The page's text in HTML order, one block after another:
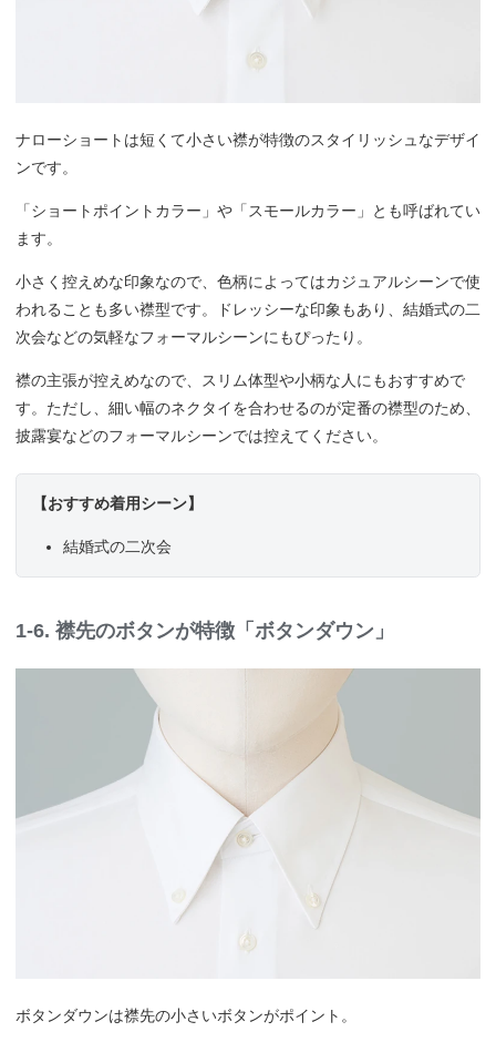
ナローショートは短くて小さい襟が特徴のスタイリッシュなデザイ
ンです。
「ショートポイントカラー」や「スモールカラー」とも呼ばれてい
ます。
小さく控えめな印象なので、色柄によってはカジュアルシーンで使
われることも多い襟型です。ドレッシーな印象もあり、結婚式の二
次会などの気軽なフォーマルシーンにもぴったり。
襟の主張が控えめなので、スリム体型や小柄な人にもおすすめで
す。ただし、細い幅のネクタイを合わせるのが定番の襟型のため、
披露宴などのフォーマルシーンでは控えてください。
【おすすめ着用シーン】
結婚式の二次会
1-6. 襟先のボタンが特徴「ボタンダウン」
ボタンダウンは襟先の小さいボタンがポイント。